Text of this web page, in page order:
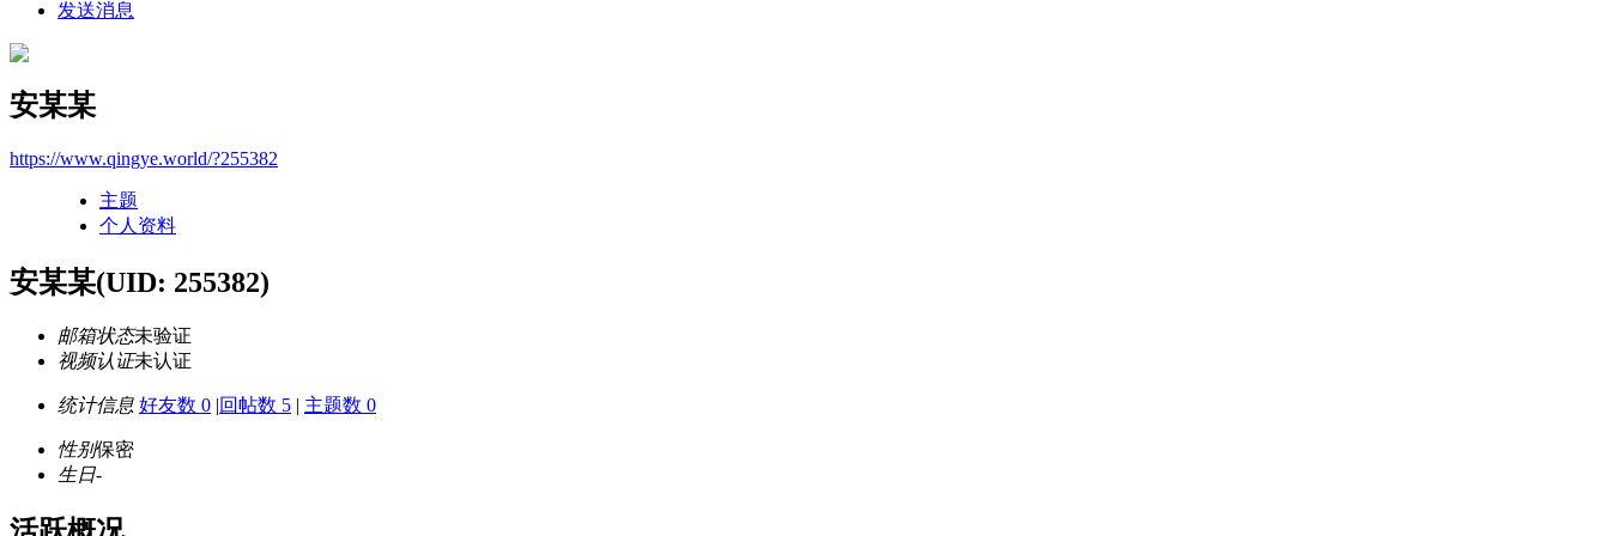
发送消息
安某某
https://www.qingye.world/?255382
主题
个人资料
安某某(UID: 255382)
邮箱状态未验证
视频认证未认证
统计信息 好友数 0 |回帖数 5 | 主题数 0
性别保密
生日-